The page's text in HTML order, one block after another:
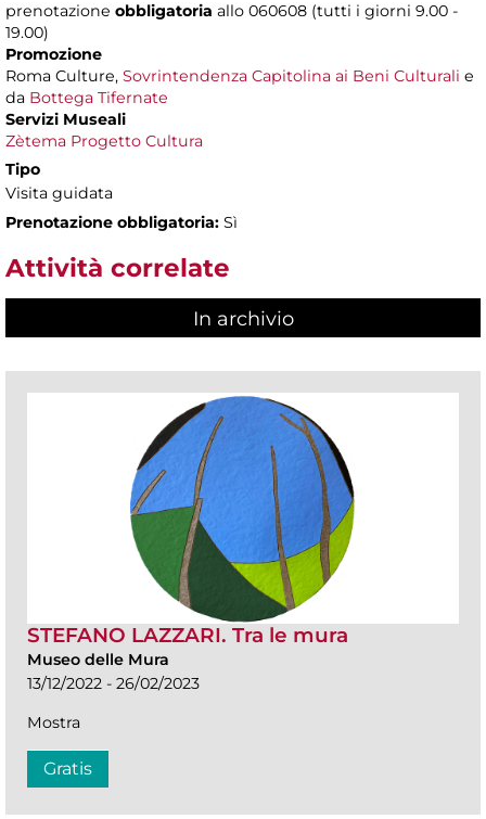
prenotazione obbligatoria allo 060608 (tutti i giorni 9.00 -
19.00)
Promozione
Roma Culture, Sovrintendenza Capitolina ai Beni Culturali e
da Bottega Tifernate
Servizi Museali
Zètema Progetto Cultura
Tipo
Visita guidata
Prenotazione obbligatoria: Sì
Attività correlate
In archivio
STEFANO LAZZARI. Tra le mura
Museo delle Mura
13/12/2022 - 26/02/2023
Mostra
Gratis